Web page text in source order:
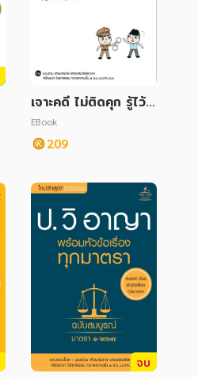
เจาะคดี ไม่ติดคุก รู้ไว้ ไ
ม่ถูกเอาเปรียบ
EBook
209
จบ